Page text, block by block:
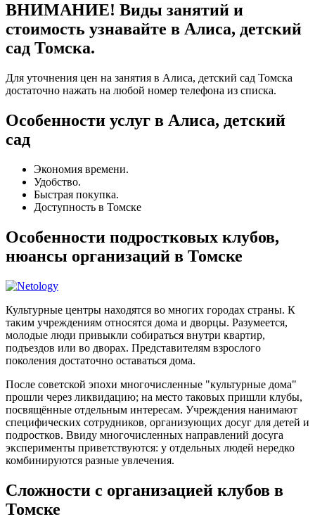
ВНИМАНИЕ! Виды занятий и
стоимость узнавайте в Алиса, детский
сад Томска.
Для уточнения цен на занятия в Алиса, детский сад Томска
достаточно нажать на любой номер телефона из списка.
Особенности услуг в Алиса, детский
сад
Экономия времени.
Удобство.
Быстрая покупка.
Доступность в Томске
Особенности подростковых клубов,
нюансы организаций в Томске
Культурные центры находятся во многих городах страны. К
таким учреждениям относятся дома и дворцы. Разумеется,
молодые люди привыкли собираться внутри квартир,
подъездов или во дворах. Представителям взрослого
поколения достаточно оставаться дома.
После советской эпохи многочисленные "культурные дома"
прошли через ликвидацию; на место таковых пришли клубы,
посвящённые отдельным интересам. Учреждения нанимают
специфических сотрудников, организующих досуг для детей и
подростков. Ввиду многочисленных направлений досуга
эксперименты приветствуются: у отдельных людей нередко
комбинируются разные увлечения.
Сложности с организацией клубов в
Томске